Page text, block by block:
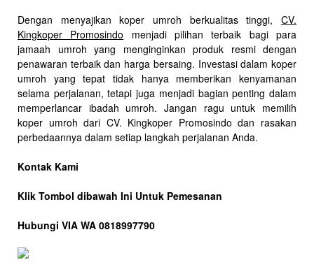
Dengan menyajikan koper umroh berkualitas tinggi, CV.
Kingkoper Promosindo menjadi pilihan terbaik bagi para
jamaah umroh yang menginginkan produk resmi dengan
penawaran terbaik dan harga bersaing. Investasi dalam koper
umroh yang tepat tidak hanya memberikan kenyamanan
selama perjalanan, tetapi juga menjadi bagian penting dalam
memperlancar ibadah umroh. Jangan ragu untuk memilih
koper umroh dari CV. Kingkoper Promosindo dan rasakan
perbedaannya dalam setiap langkah perjalanan Anda.
Kontak Kami
Klik Tombol dibawah Ini Untuk Pemesanan
Hubungi VIA WA 0818997790